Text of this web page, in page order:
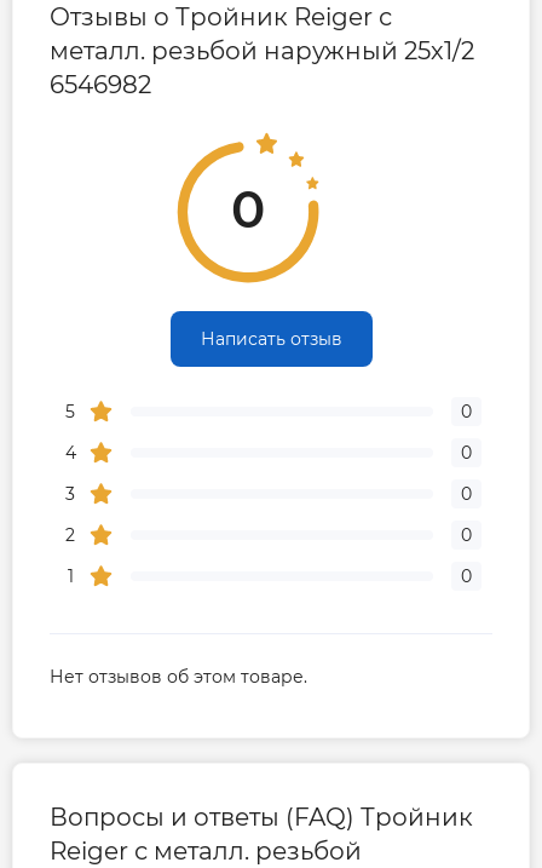
Отзывы о Тройник Reiger с
металл. резьбой наружный 25х1/2
6546982
0
Написать отзыв
5
0
4
0
3
0
2
0
1
0
Нет отзывов об этом товаре.
Вопросы и ответы (FAQ) Тройник
Reiger с металл. резьбой